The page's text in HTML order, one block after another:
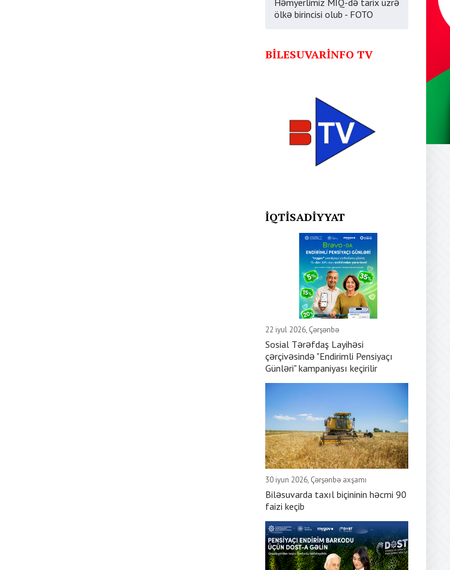
Həmyerlimiz MİQ-də tarix üzrə
ölkə birincisi olub - FOTO
BILESUVARINFO TV
İQTISADIYYAT
22 iyul 2026, Çərşənbə
Sosial Tərəfdaş Layihəsi
çərçivəsində "Endirimli Pensiyaçı
Günləri" kampaniyası keçirilir
30 iyun 2026, Çərşənbə axşamı
Biləsuvarda taxıl biçininin həcmi 90
faizi keçib